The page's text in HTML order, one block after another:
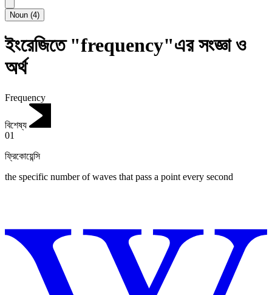
Noun (4)
ইংরেজিতে "frequency"এর সংজ্ঞা ও
অর্থ
Frequency
বিশেষ্য
01
ফ্রিকোয়েন্সি
the specific number of waves that pass a point every second